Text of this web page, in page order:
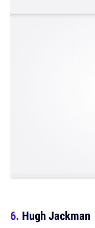
Hugh Jackman